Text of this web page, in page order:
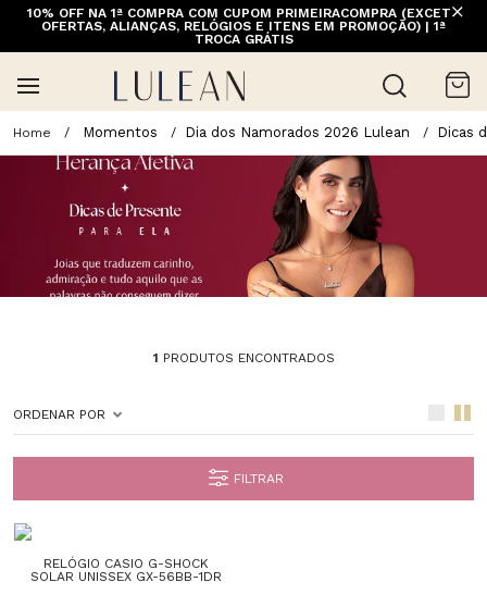
10% OFF NA 1ª COMPRA COM CUPOM PRIMEIRACOMPRA (EXCETO
OFERTAS, ALIANÇAS, RELÓGIOS E ITENS EM PROMOÇÃO) | 1ª
TROCA GRÁTIS
Momentos Dia dos Namorados 2026 Lulean Dicas
1 PRODUTOS ENCONTRADOS
ORDENAR POR
FILTRAR
RELÓGIO CASIO G-SHOCK
SOLAR UNISSEX GX-56BB-1DR